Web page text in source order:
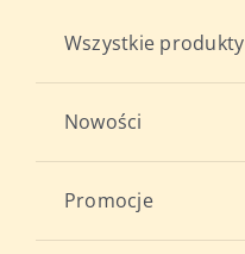
Wszystkie produkty
Nowości
Promocje